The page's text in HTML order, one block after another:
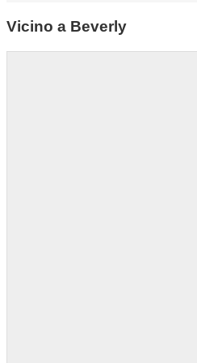
Vicino a Beverly